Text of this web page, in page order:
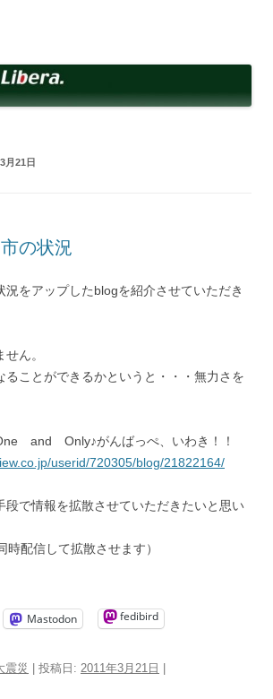
月21日
の状況
況をアップしたblogを紹介させていただき
ん。
ることができるかというと・・・無力さを
and Only♪がんばっぺ、いわき！！
userid/720305/blog/21822164/
段で情報を拡散させていただきたいと思い
時配信して拡散させます）
Mastodon fedibird
震災 | 投稿日: 2011年3月21日 |